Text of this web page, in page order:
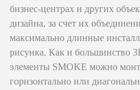
бизнес-центрах и других
дизайна, за счет их
максимально длинные
рисунка. Как и большинство
элементы SMOKE можно
горизонтально или